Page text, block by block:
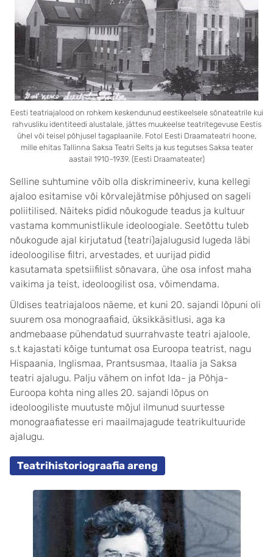
Eesti teatriajalood on rohkem keskendunud eestikeelsele sõnateatrile kui
rahvusliku identiteedi alustalale, jättes muukeelse teatritegevuse Eestis
ühel või teisel põhjusel tagaplaanile. Fotol Eesti Draamateatri hoone,
mille ehitas Tallinna Saksa Teatri Selts ja kus tegutses Saksa teater
aastail 1910–1939. (Eesti Draamateater)
Selline suhtumine võib olla diskrimineeriv, kuna kellegi
ajaloo esitamise või kõrvalejätmise põhjused on sageli
poliitilised. Näiteks pidid nõukogude teadus ja kultuur
vastama kommunistlikule ideoloogiale. Seetõttu tuleb
nõukogude ajal kirjutatud (teatri)ajalugusid lugeda läbi
ideoloogilise filtri, arvestades, et uurijad pidid
kasutamata spetsiifilist sõnavara, ühe osa infost maha
vaikima ja teist, ideoloogilist osa, võimendama.
Üldises teatriajaloos näeme, et kuni 20. sajandi lõpuni oli
suurem osa monograafiaid, üksikkäsitlusi, aga ka
andmebaase pühendatud suurrahvaste teatri ajaloole,
s.t kajastati kõige tuntumat osa Euroopa teatrist, nagu
Hispaania, Inglismaa, Prantsusmaa, Itaalia ja Saksa
teatri ajalugu. Palju vähem on infot Ida- ja Põhja-
Euroopa kohta ning alles 20. sajandi lõpus on
ideoloogiliste muutuste mõjul ilmunud suurtesse
monograafiatesse eri maailmajagude teatrikultuuride
ajalugu.
Teatrihistoriograafia areng